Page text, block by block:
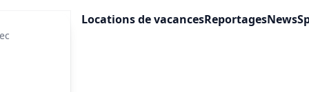
Locations de vacancesReportagesNews